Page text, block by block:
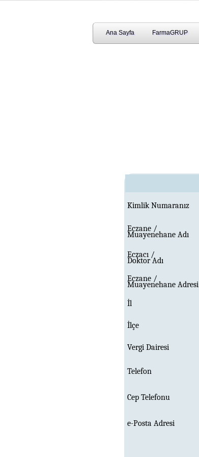
Ana Sayfa FarmaGRUP
Kimlik Numaranız
Eczane /
Muayenehane Adı
Eczacı /
Doktor Adı
Eczane /
Muayenehane Adresi
İl
İlçe
Vergi Dairesi
Telefon
Cep Telefonu
e-Posta Adresi